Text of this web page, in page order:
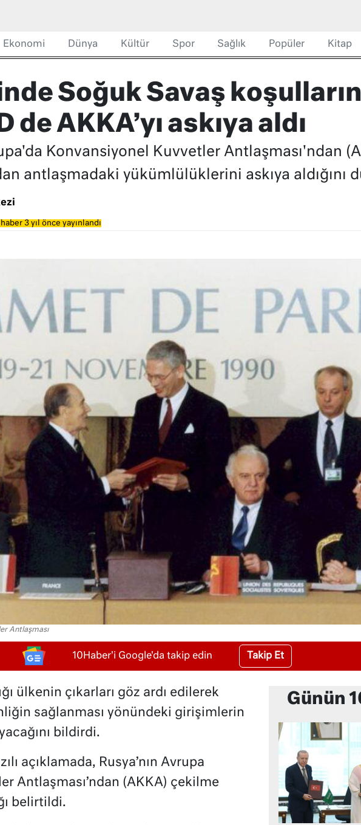
Ekonomi Dünya Kültür Spor Sağlık Popüler Kitap
Soğuk Savaş
de AKKA’yı askıya aldı
Konvansiyonel Kuvvetler Antlaşması'ndan
antlaşmadaki yükümlülüklerini askıya aldığını
haber 3 yıl önce yayınlandı
Antlaşması
10Haber'i Google'da takip edin Takip Et
ülkenin çıkarları göz ardı edilerek
sağlanması yönündeki girişimlerin
bildirdi.
açıklamada, Rusya’nın Avrupa
Antlaşması’ndan (AKKA) çekilme
belirtildi.
Günün